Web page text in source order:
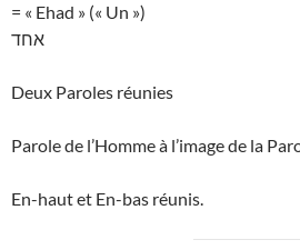
= « Ehad » (« Un »)
אחד
Deux Paroles réunies
Parole de l’Homme à l’image de la
En-haut et En-bas réunis.